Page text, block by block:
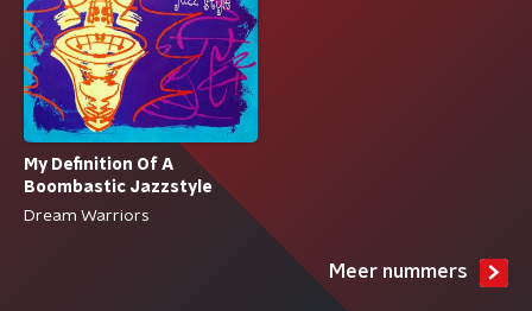
My Definition Of A
Boombastic Jazzstyle
Dream Warriors
Meer nummers